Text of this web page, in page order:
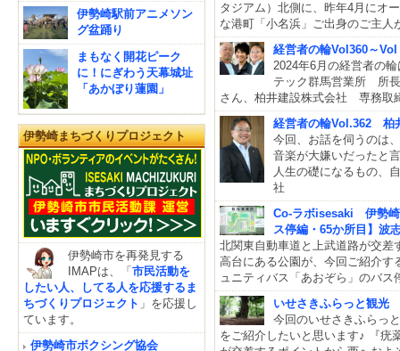
タジアム）北側に、昨年4月にオ
な港町「小名浜」ご出身のご主人
経営者の輪Vol360～
2024年6月の経営者の
テック群馬営業所 所
さん、柏井建設株式会社 専務取
経営者の輪Vol.362 柏
今回、お話を伺うのは
音楽が大嫌いだったと
人生の礎になるもの、
社
Co-ラボisesaki 伊勢崎
ス停編・65か所目】波
北関東自動車道と上武道路が交差
高台にある公園が、今回ご紹介
ュニティバス「あおぞら」のバ
いせさきふらっと観光
今回のいせさきふらっ
をご紹介したいと思います♪ 『疣
伊勢崎駅前アニメソン
グ盆踊り
まもなく開花ピーク
に！にぎわう天幕城址
「あかぼり蓮園」
伊勢崎まちづくりプロジェクト
伊勢崎市を再発見する
IMAPは、「市民活動を
したい人、してる人を応援するま
ちづくりプロジェクト 」を応援し
ています。
伊勢崎市ボクシング協会